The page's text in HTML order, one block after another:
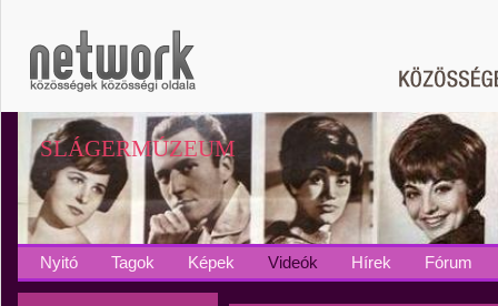
SLÁGERMÚZEUM
Nyitó Tagok Képek Videók Hírek Fórum